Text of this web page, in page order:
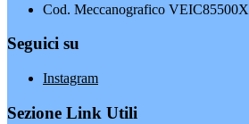
Cod. Meccanografico VEIC85500X
Seguici su
Instagram
Sezione Link Utili